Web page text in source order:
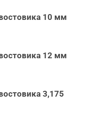
10 мм
12 мм
3,175